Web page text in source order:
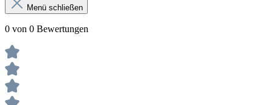
Menü schließen
0 von 0 Bewertungen